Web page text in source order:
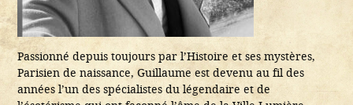
Passionné depuis toujours par l’Histoire et ses mystères,
Parisien de naissance, Guillaume est devenu au fil des
années l’un des spécialistes du légendaire et de